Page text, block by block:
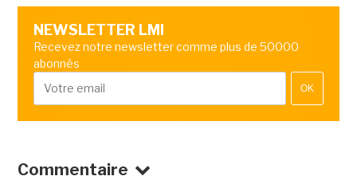
NEWSLETTER LMI
Recevez notre newsletter comme plus de 50000
abonnés
OK
Commentaire